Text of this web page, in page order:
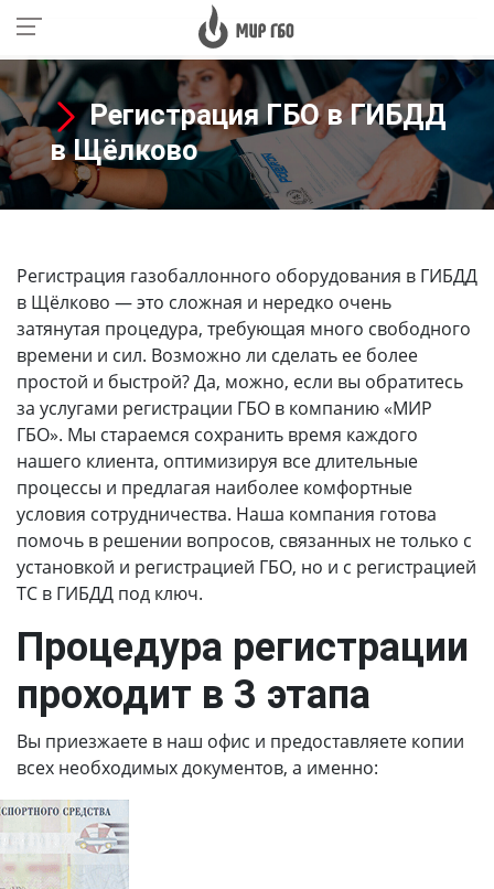
Регистрация ГБО в ГИБДД
в Щёлково
Регистрация газобаллонного оборудования в ГИБДД
в Щёлково — это сложная и нередко очень
затянутая процедура, требующая много свободного
времени и сил. Возможно ли сделать ее более
простой и быстрой? Да, можно, если вы обратитесь
за услугами регистрации ГБО в компанию «МИР
ГБО». Мы стараемся сохранить время каждого
нашего клиента, оптимизируя все длительные
процессы и предлагая наиболее комфортные
условия сотрудничества. Наша компания готова
помочь в решении вопросов, связанных не только с
установкой и регистрацией ГБО, но и с регистрацией
ТС в ГИБДД под ключ.
Процедура регистрации
проходит в 3 этапа
Вы приезжаете в наш офис и предоставляете копии
всех необходимых документов, а именно: